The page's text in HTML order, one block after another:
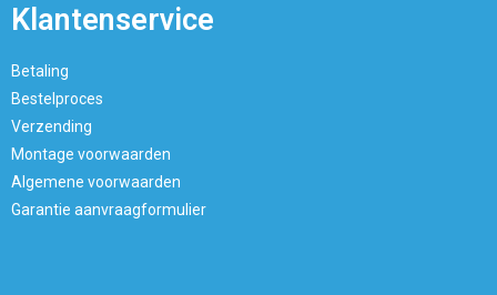
Klantenservice
Betaling
Bestelproces
Verzending
Montage voorwaarden
Algemene voorwaarden
Garantie aanvraagformulier